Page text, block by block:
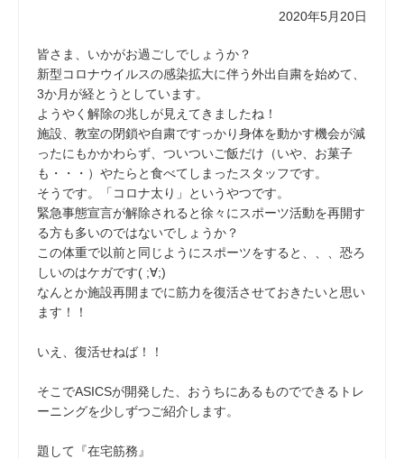
2020年5月20日
皆さま、いかがお過ごしでしょうか？
新型コロナウイルスの感染拡大に伴う外出自粛を始めて、
3か月が経とうとしています。
ようやく解除の兆しが見えてきましたね！
施設、教室の閉鎖や自粛ですっかり身体を動かす機会が減
ったにもかかわらず、ついついご飯だけ（いや、お菓子
も・・・）やたらと食べてしまったスタッフです。
そうです。「コロナ太り」というやつです。
緊急事態宣言が解除されると徐々にスポーツ活動を再開す
る方も多いのではないでしょうか？
この体重で以前と同じようにスポーツをすると、、、恐ろ
しいのはケガです( ;∀;)
なんとか施設再開までに筋力を復活させておきたいと思い
ます！！
いえ、復活せねば！！
そこでASICSが開発した、おうちにあるものでできるトレ
ーニングを少しずつご紹介します。
題して『在宅筋務』